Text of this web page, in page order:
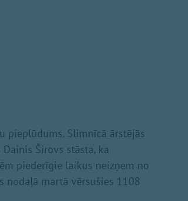
pieplūdums. Slimnīcā ārstējās
Širovs stāsta, ka
piederīgie laikus neizņem no
nodaļā martā vērsušies 1108